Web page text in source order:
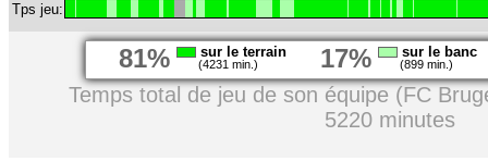
Tps jeu:
81% sur le terrain
(4231 min.) 17% sur le banc
(899 min.)
Temps total de jeu de son équipe (FC
5220 minutes